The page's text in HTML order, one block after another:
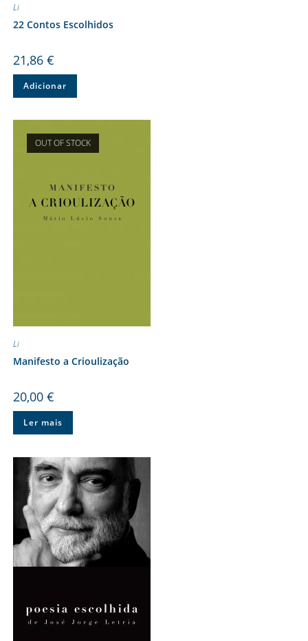
Li
22 Contos Escolhidos
21,86 €
Adicionar
OUT OF STOCK
Li
Manifesto a Crioulização
20,00 €
Ler mais